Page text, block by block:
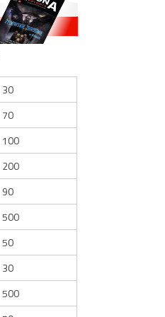
30
70
100
200
90
500
50
30
500